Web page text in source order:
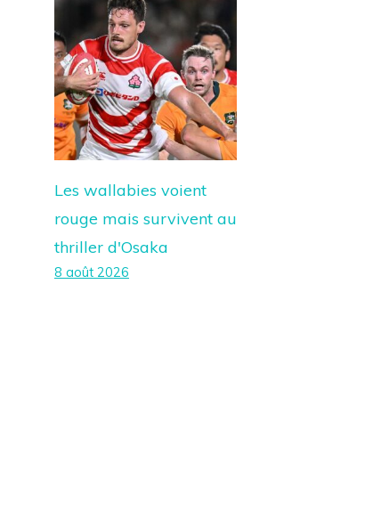
Les wallabies voient
rouge mais survivent au
thriller d'Osaka
8 août 2026